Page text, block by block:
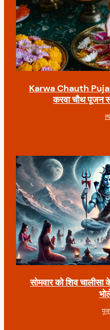
Karwa Chauth
करवा चौथ पूजन
सोमवार को शिव